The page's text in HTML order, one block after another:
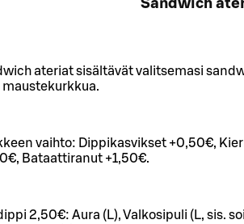
Sandwich
ateriat sisältävät valitsemasi
maustekurkkua.
vaihto: Dippikasvikset +0,50€,
Bataattiranut +1,50€.
2,50€: Aura (L), Valkosipuli (L, sis.